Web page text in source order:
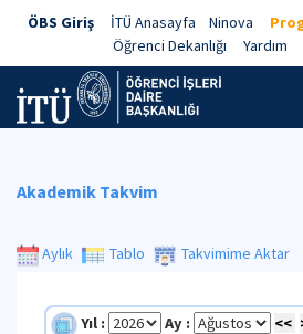
ÖBS Giriş İTÜ Anasayfa Ninova
Öğrenci Dekanlığı
Yardım
Akademik Takvim
Aylık Tablo Takvimime Aktar